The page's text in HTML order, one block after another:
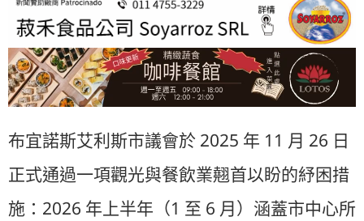
布宜諾斯艾利斯市議會於 2025 年 11 月 26 日
正式通過一項觀光與餐飲業翹首以盼的紓困措
施：2026 年上半年（1 至 6 月）涵蓋市中心所